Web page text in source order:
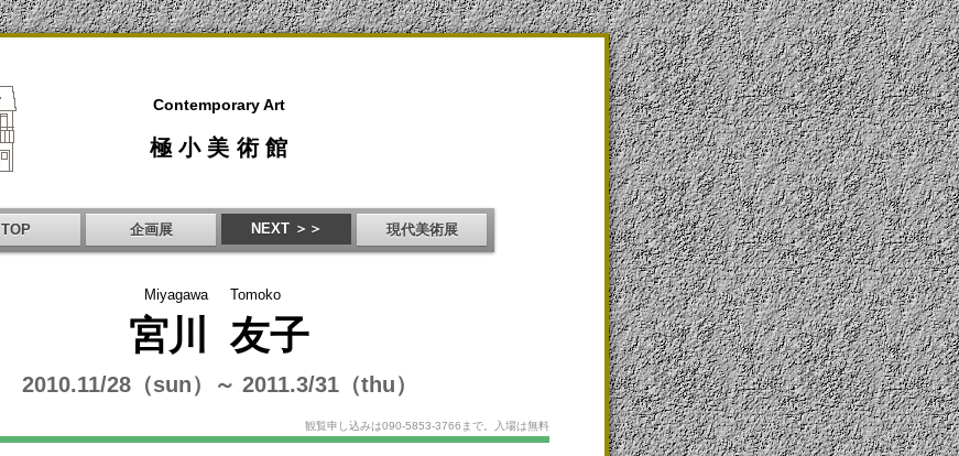
Contemporary Art
極小美術館
TOP 企画展 NEXT ＞＞ 現代美術展
Miyagawa Tomoko
宮川 友子
2010.11/28（sun）～ 2011.3/31（thu）
観覧申し込みは090-5853-3766まで。入場は無料